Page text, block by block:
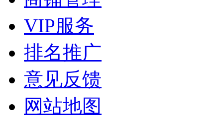
VIP服务
排名推广
意见反馈
网站地图